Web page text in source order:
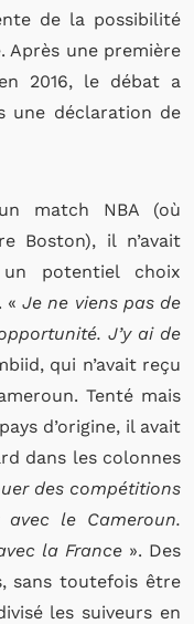
de la possibilité
Après une première
2016, le débat a
une déclaration de
match NBA (où
Boston), il n’avait
potentiel choix
«Je ne viens pas de
J’y ai de
qui n’avait reçu
Tenté mais
d’origine, il avait
dans les colonnes
des compétitions
le Cameroun.
la France ». Des
sans toutefois être
les suiveurs en